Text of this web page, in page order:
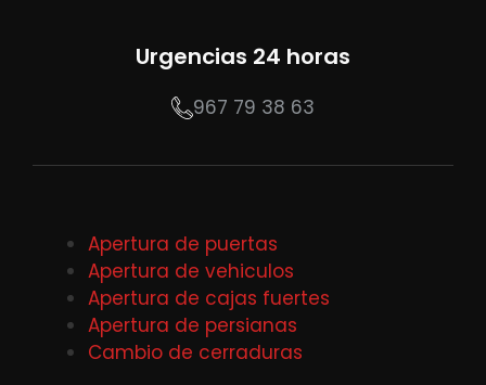
Urgencias 24 horas
967 79 38 63
Apertura de puertas
Apertura de vehiculos
Apertura de cajas fuertes
Apertura de persianas
Cambio de cerraduras